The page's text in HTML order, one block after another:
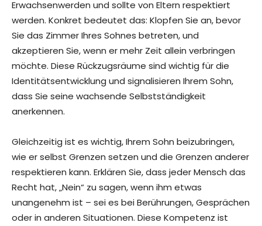
Erwachsenwerden und sollte von Eltern respektiert
werden. Konkret bedeutet das: Klopfen Sie an, bevor
Sie das Zimmer Ihres Sohnes betreten, und
akzeptieren Sie, wenn er mehr Zeit allein verbringen
möchte. Diese Rückzugsräume sind wichtig für die
Identitätsentwicklung und signalisieren Ihrem Sohn,
dass Sie seine wachsende Selbstständigkeit
anerkennen.
Gleichzeitig ist es wichtig, Ihrem Sohn beizubringen,
wie er selbst Grenzen setzen und die Grenzen anderer
respektieren kann. Erklären Sie, dass jeder Mensch das
Recht hat, „Nein“ zu sagen, wenn ihm etwas
unangenehm ist – sei es bei Berührungen, Gesprächen
oder in anderen Situationen. Diese Kompetenz ist